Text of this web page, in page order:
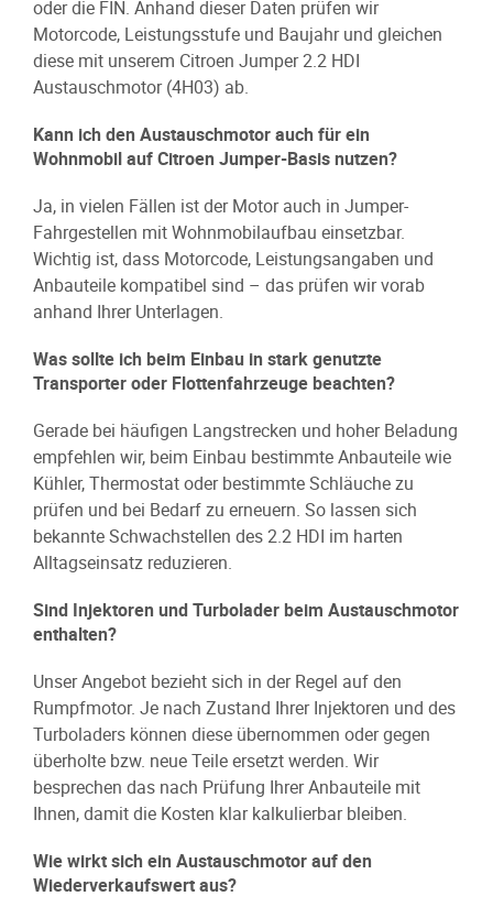
oder die FIN. Anhand dieser Daten prüfen wir
Motorcode, Leistungsstufe und Baujahr und gleichen
diese mit unserem Citroen Jumper 2.2 HDI
Austauschmotor (4H03) ab.
Kann ich den Austauschmotor auch für ein
Wohnmobil auf Citroen Jumper-Basis nutzen?
Ja, in vielen Fällen ist der Motor auch in Jumper-
Fahrgestellen mit Wohnmobilaufbau einsetzbar.
Wichtig ist, dass Motorcode, Leistungsangaben und
Anbauteile kompatibel sind – das prüfen wir vorab
anhand Ihrer Unterlagen.
Was sollte ich beim Einbau in stark genutzte
Transporter oder Flottenfahrzeuge beachten?
Gerade bei häufigen Langstrecken und hoher Beladung
empfehlen wir, beim Einbau bestimmte Anbauteile wie
Kühler, Thermostat oder bestimmte Schläuche zu
prüfen und bei Bedarf zu erneuern. So lassen sich
bekannte Schwachstellen des 2.2 HDI im harten
Alltagseinsatz reduzieren.
Sind Injektoren und Turbolader beim Austauschmotor
enthalten?
Unser Angebot bezieht sich in der Regel auf den
Rumpfmotor. Je nach Zustand Ihrer Injektoren und des
Turboladers können diese übernommen oder gegen
überholte bzw. neue Teile ersetzt werden. Wir
besprechen das nach Prüfung Ihrer Anbauteile mit
Ihnen, damit die Kosten klar kalkulierbar bleiben.
Wie wirkt sich ein Austauschmotor auf den
Wiederverkaufswert aus?